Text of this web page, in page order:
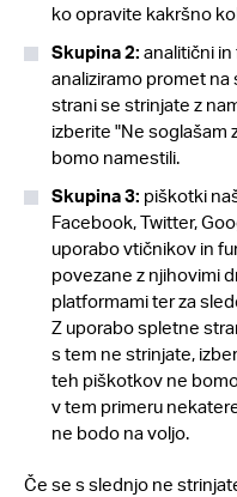
ko opravite kakršno
Skupina 2: analitični
analiziramo promet
strani se strinjate z
izberite "Ne soglašam
bomo namestili.
Skupina 3: piškotki
Facebook, Twitter,
uporabo vtičnikov in
povezane z njihovimi
platformami ter za
Z uporabo spletne
s tem ne strinjate,
teh piškotkov ne
v tem primeru
ne bodo na voljo.
Če se s slednjo ne